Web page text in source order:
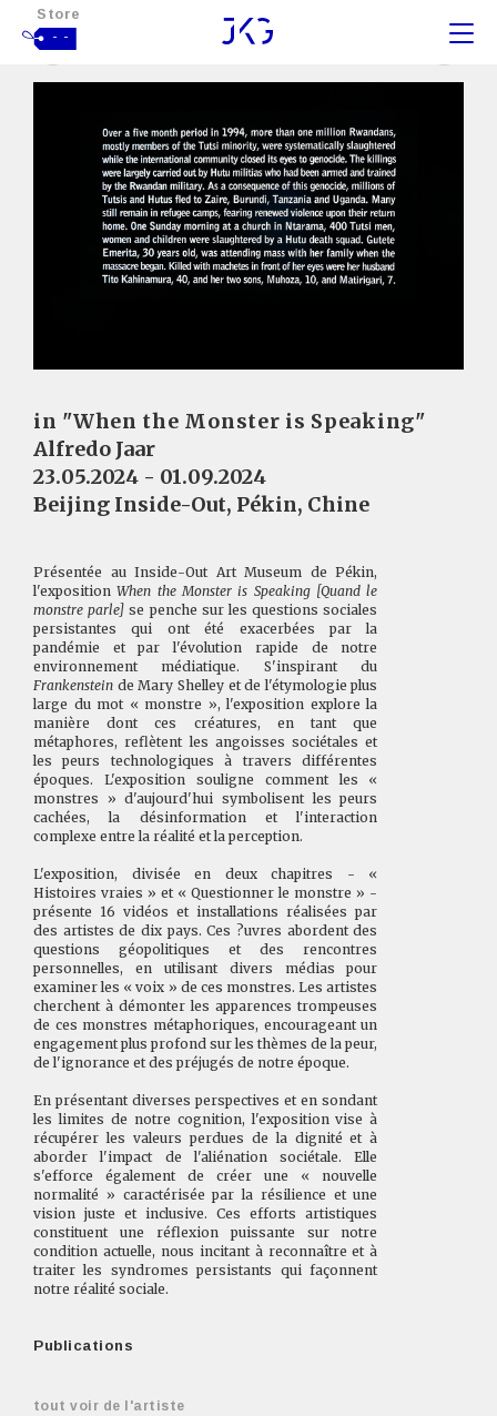
Store
- -
in "When the Monster is Speaking"
Alfredo Jaar
23.05.2024 - 01.09.2024
Beijing Inside-Out, Pékin, Chine
Présentée au Inside-Out Art Museum de Pékin,
l'expositionWhen the Monster is Speaking [Quand le
monstre parle] se penche sur les questions sociales
persistantes qui ont été exacerbées par la
pandémie et par l'évolution rapide de notre
environnement médiatique. S'inspirant du
Frankenstein de Mary Shelley et de l'étymologie plus
large du mot « monstre », l'exposition explore la
manière dont ces créatures, en tant que
métaphores, reflètent les angoisses sociétales et
les peurs technologiques à travers différentes
époques. L'exposition souligne comment les «
monstres » d'aujourd'hui symbolisent les peurs
cachées, la désinformation et l'interaction
complexe entre la réalité et la perception.
L'exposition, divisée en deux chapitres - «
Histoires vraies » et « Questionner le monstre » -
présente 16 vidéos et installations réalisées par
des artistes de dix pays. Ces ?uvres abordent des
questions géopolitiques et des rencontres
personnelles, en utilisant divers médias pour
examiner les « voix » de ces monstres. Les artistes
cherchent à démonter les apparences trompeuses
de ces monstres métaphoriques, encourageant un
engagement plus profond sur les thèmes de la peur,
de l'ignorance et des préjugés de notre époque.
En présentant diverses perspectives et en sondant
les limites de notre cognition, l'exposition vise à
récupérer les valeurs perdues de la dignité et à
aborder l'impact de l'aliénation sociétale. Elle
s'efforce également de créer une « nouvelle
normalité » caractérisée par la résilience et une
vision juste et inclusive. Ces efforts artistiques
constituent une réflexion puissante sur notre
condition actuelle, nous incitant à reconnaître et à
traiter les syndromes persistants qui façonnent
notre réalité sociale.
Publications
tout voir de l'artiste